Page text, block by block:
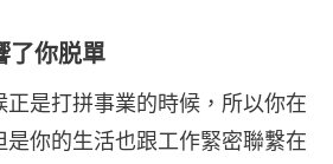
了你脱單
是打拼事業的時候，所以你在
你的生活也跟工作緊密聯繫在